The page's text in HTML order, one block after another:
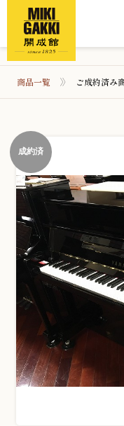
便利なサービス
開成館を知る
音楽教室・イベン
サポート・購入特
お
商品一覧 ご成約済み
成約済